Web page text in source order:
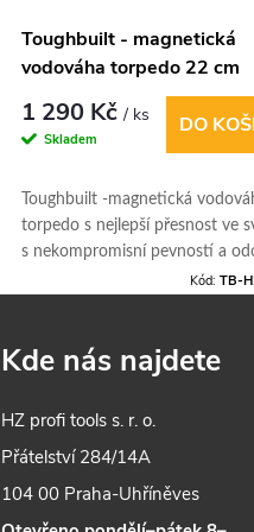
Toughbuilt - magnetická
vodováha torpedo 22 cm
1 290 Kč/ ks
Skladem
DO
Toughbuilt -magnetická
torpedo s nejlepší přesnost ve
s nekompromisní pevností a
4 libelly pro přesné nastavení
horní drážkou pro přesné
Kód: TB-
Kde nás najdete
HZ profi tools s. r. o.
Přátelství 284/14A
104 00 Praha-Uhříněves